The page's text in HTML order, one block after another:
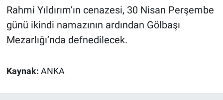
Rahmi Yıldırım’ın cenazesi, 30 Nisan Perşembe
günü ikindi namazının ardından Gölbaşı
Mezarlığı’nda defnedilecek.
Kaynak: ANKA